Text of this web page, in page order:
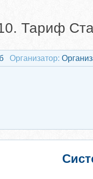
Тариф
Организатор: